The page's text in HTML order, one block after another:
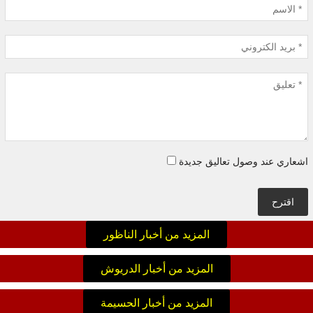
اشعاري عند وصول تعاليق جديدة
اقترح
المزيد من أخبار الناظور
المزيد من أخبار الدريوش
المزيد من أخبار الحسيمة